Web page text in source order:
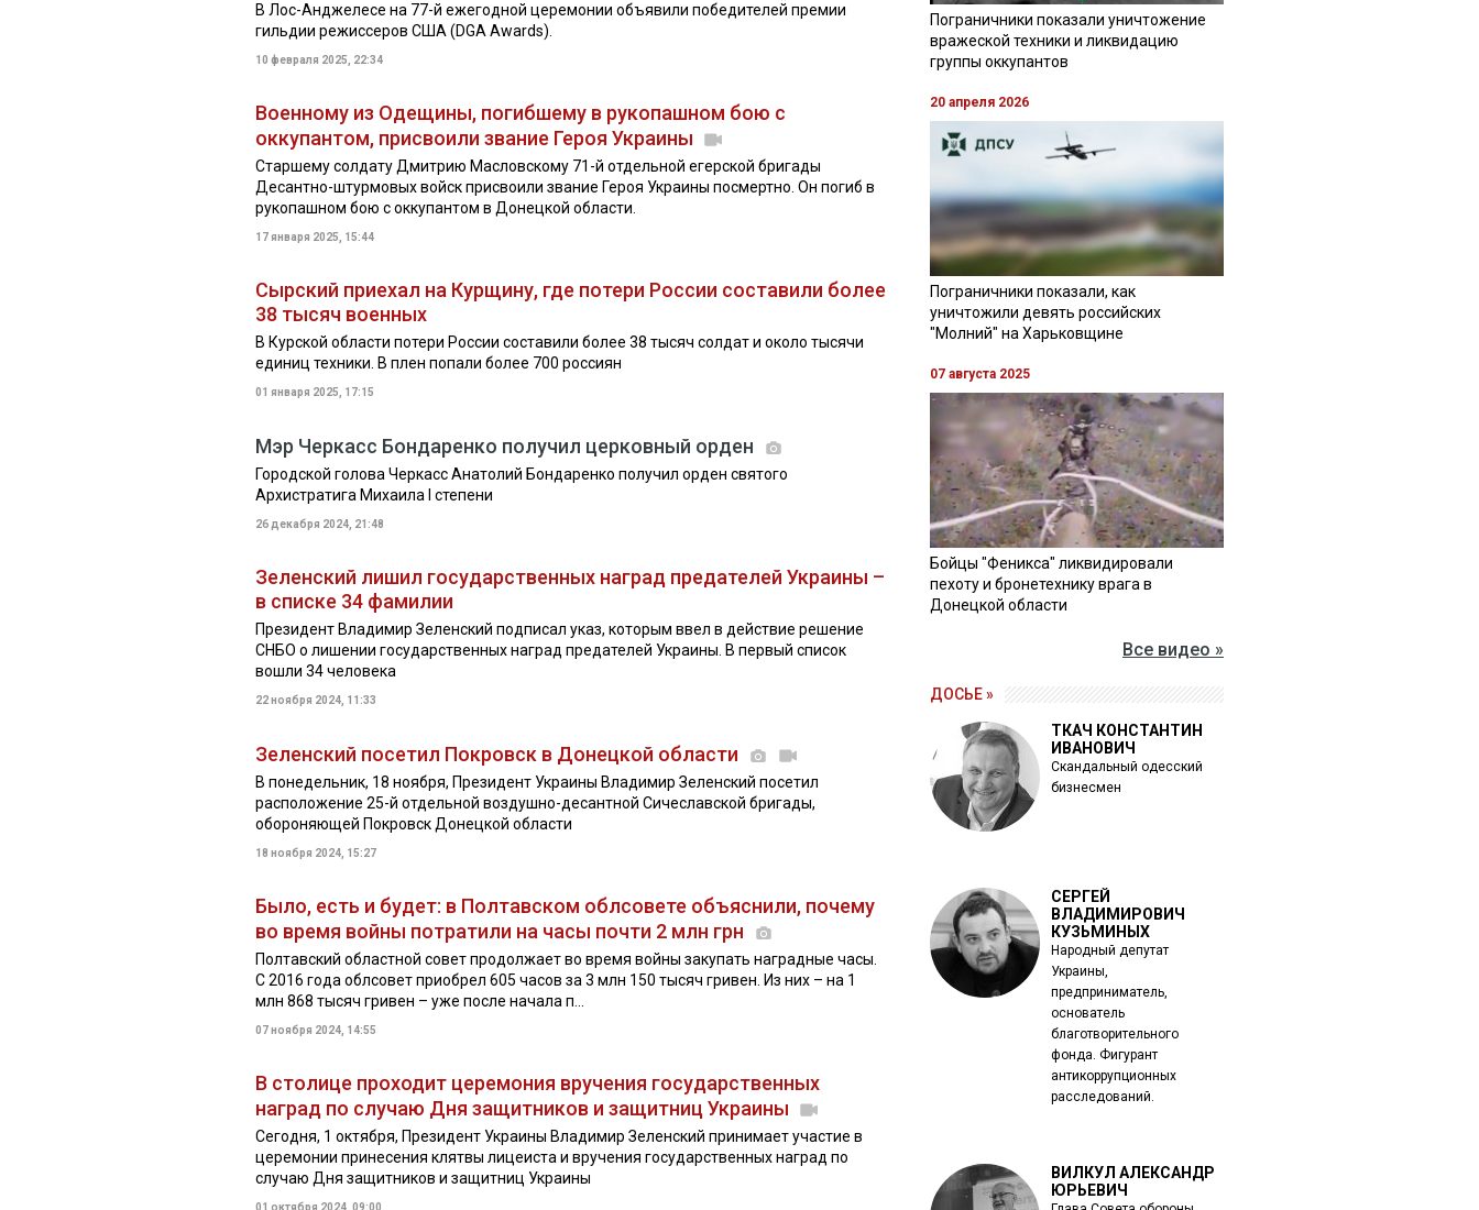
В Лос-Анджелесе на 77-й ежегодной церемонии объявили победителей премии
гильдии режиссеров США (DGA Awards).
10 февраля 2025, 22:34
Военному из Одещины, погибшему в рукопашном бою с
оккупантом, присвоили звание Героя Украины
Старшему солдату Дмитрию Масловскому 71-й отдельной егерской бригады
Десантно-штурмовых войск присвоили звание Героя Украины посмертно. Он погиб в
рукопашном бою с оккупантом в Донецкой области.
17 января 2025, 15:44
Сырский приехал на Курщину, где потери России составили более
38 тысяч военных
В Курской области потери России составили более 38 тысяч солдат и около тысячи
единиц техники. В плен попали более 700 россиян
01 января 2025, 17:15
Мэр Черкасс Бондаренко получил церковный орден
Городской голова Черкасс Анатолий Бондаренко получил орден святого
Архистратига Михаила I степени
26 декабря 2024, 21:48
Зеленский лишил государственных наград предателей Украины –
в списке 34 фамилии
Президент Владимир Зеленский подписал указ, которым ввел в действие решение
СНБО о лишении государственных наград предателей Украины. В первый список
вошли 34 человека
22 ноября 2024, 11:33
Зеленский посетил Покровск в Донецкой области
В понедельник, 18 ноября, Президент Украины Владимир Зеленский посетил
расположение 25-й отдельной воздушно-десантной Сичеславской бригады,
обороняющей Покровск Донецкой области
18 ноября 2024, 15:27
Было, есть и будет: в Полтавском облсовете объяснили, почему
во время войны потратили на часы почти 2 млн грн
Полтавский областной совет продолжает во время войны закупать наградные часы.
С 2016 года облсовет приобрел 605 часов за 3 млн 150 тысяч гривен. Из них – на 1
млн 868 тысяч гривен – уже после начала п...
07 ноября 2024, 14:55
В столице проходит церемония вручения государственных
наград по случаю Дня защитников и защитниц Украины
Сегодня, 1 октября, Президент Украины Владимир Зеленский принимает участие в
церемонии принесения клятвы лицеиста и вручения государственных наград по
случаю Дня защитников и защитниц Украины
01 октября 2024, 09:00
Пограничники показали уничтожение
вражеской техники и ликвидацию
группы оккупантов
20 апреля 2026
Пограничники показали, как
уничтожили девять российских
"Молний" на Харьковщине
07 августа 2025
Бойцы "Феникса" ликвидировали
пехоту и бронетехнику врага в
Донецкой области
Все видео »
ДОСЬЕ »
ТКАЧ КОНСТАНТИН
ИВАНОВИЧ
Скандальный одесский
бизнесмен
СЕРГЕЙ
ВЛАДИМИРОВИЧ
КУЗЬМИНЫХ
Народный депутат
Украины,
предприниматель,
основатель
благотворительного
фонда. Фигурант
антикоррупционных
расследований.
ВИЛКУЛ АЛЕКСАНДР
ЮРЬЕВИЧ